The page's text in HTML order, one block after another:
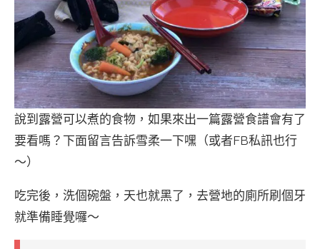
說到露營可以煮的食物，如果來出一篇露營食譜會有了
要看嗎？下面留言告訴雪柔一下嘿（或者FB私訊也行
～）
吃完後，洗個碗盤，天也就黑了，去營地的廁所刷個牙
就準備睡覺囉～